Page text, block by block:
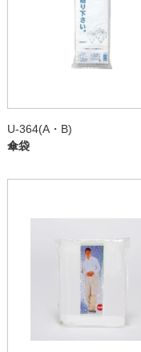
U-364(A・B)
傘袋